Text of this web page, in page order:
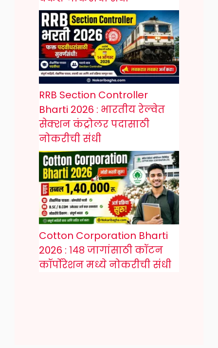
RRB Section Controller
Bharti 2026 : भारतीय रेल्वेत
सेक्शन कंट्रोलर पदासाठी
नोकरीची संधी
Cotton Corporation Bharti
2026 : १४८ जागांसाठी कॉटन
कॉर्पोरेशन मध्ये नोकरीची संधी